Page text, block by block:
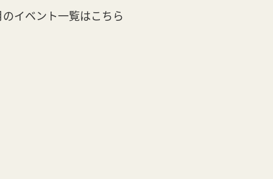
のイベント一覧はこちら